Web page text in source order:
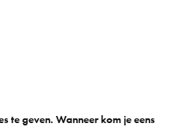
te geven. Wanneer kom je eens